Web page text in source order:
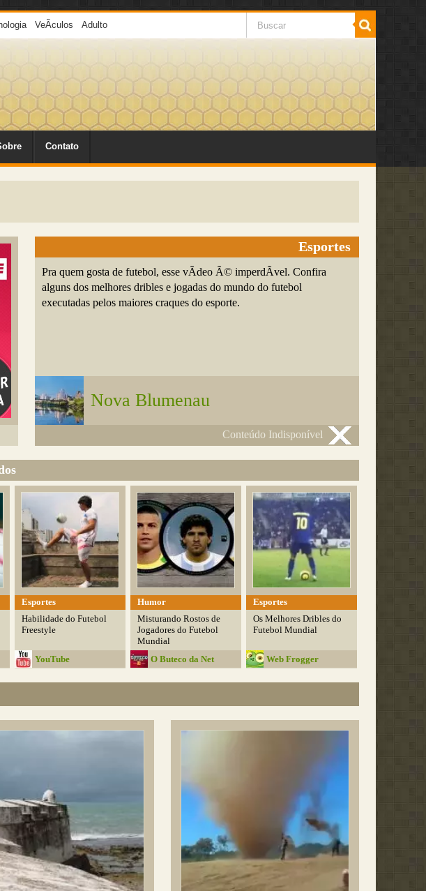
VeÃ­culos Adulto
Contato
Esportes
Pra quem gosta de futebol, esse vÃ­deo Ã© imperdÃ­vel. Confira
alguns dos melhores dribles e jogadas do mundo do futebol
executadas pelos maiores craques do esporte.
Nova Blumenau
Conteúdo Indisponível
Esportes
Habilidade do Futebol
Freestyle
YouTube
Humor
Misturando Rostos de
Jogadores do Futebol
Mundial
O Buteco da Net
Esportes
Os Melhores Dribles do
Futebol Mundial
Web Frogger